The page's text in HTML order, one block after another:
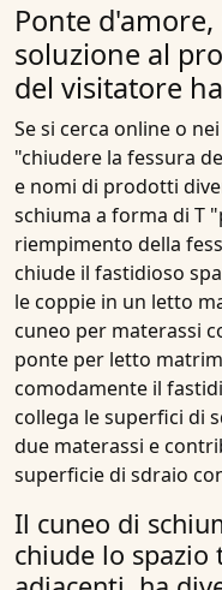
Ponte
soluzione al
del visitatore
Se si cerca online o
"chiudere la fessura
e nomi di prodotti
schiuma a forma di T
riempimento della
chiude il fastidioso
le coppie in un letto
cuneo per materassi
ponte per letto
comodamente il
collega le superfici di
due materassi e
superficie di sdraio
Il cuneo di
chiude lo spazio